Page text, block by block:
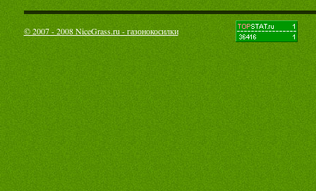
© 2007 - 2008 NiceGrass.ru - газонокосилки